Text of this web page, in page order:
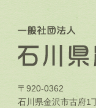
〒920-0362
石川県金沢市古府